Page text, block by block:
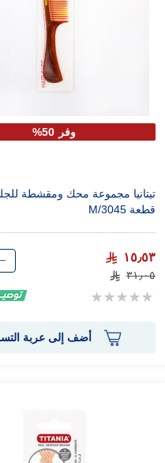
وفر 50%
قطعة 3045/M
١٥٫٥٣
٣١٫٠٥
Rating:
أضف إلى عربة